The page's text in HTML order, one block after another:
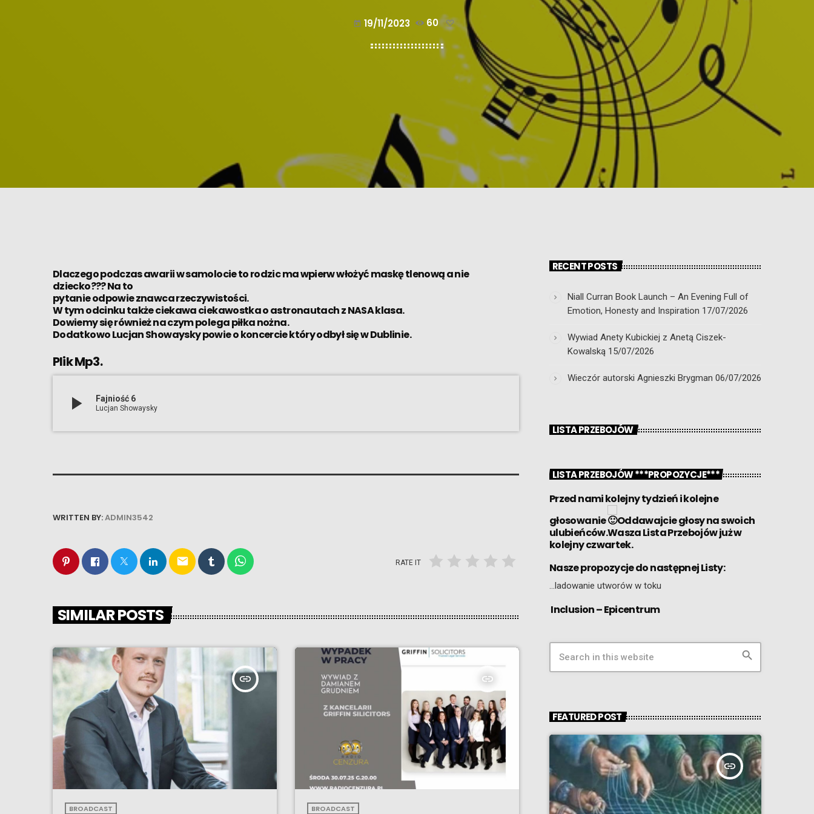
today 19/11/2023 60
Dlaczego podczas awarii w samolocie to rodzic ma wpierw włożyć maskę tlenową a nie
dziecko??? Na to
pytanie odpowie znawca rzeczywistości.
W tym odcinku także ciekawa ciekawostka o astronautach z NASA klasa.
Dowiemy się również na czym polega piłka nożna.
Dodatkowo Lucjan Showaysky powie o koncercie który odbył się w Dublinie.
Plik Mp3.
play_arrow Fajniość 6
Lucjan Showaysky
WRITTEN BY:ADMIN3542
email RATE IT
SIMILAR POSTS
insert_link
BROADCAST
insert_link
BROADCAST
RECENT POSTS
Niall Curran Book Launch – An Evening Full of
Emotion, Honesty and Inspiration 17/07/2026
Wywiad Anety Kubickiej z Anetą Ciszek-
Kowalską 15/07/2026
Wieczór autorski Agnieszki Brygman 06/07/2026
LISTA PRZEBOJÓW
LISTA PRZEBOJÓW ***PROPOZYCJE***
Przed nami kolejny tydzień i kolejne
głosowanie
Oddawajcie głosy na swoich
ulubieńców.Wasza Lista Przebojów już w
kolejny czwartek.
Nasze propozycje do następnej Listy:
…ladowanie utworów w toku
Inclusion – Epicentrum
search
FEATURED POST
insert_link